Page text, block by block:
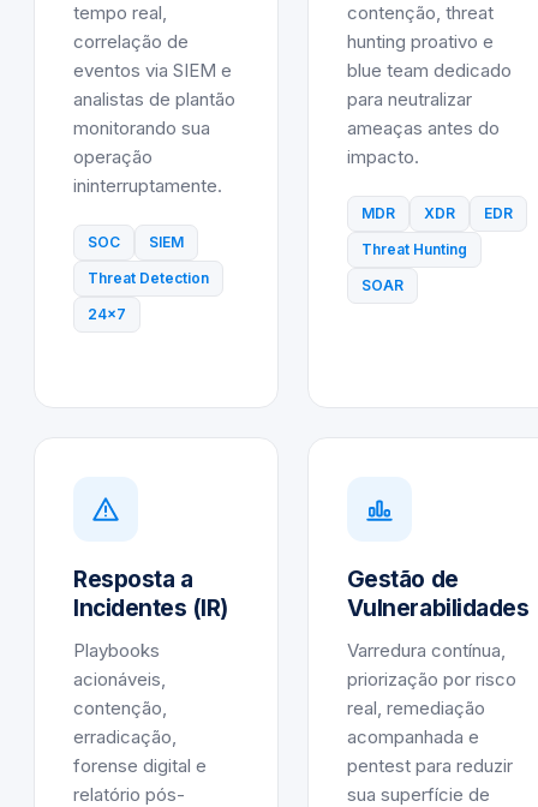
tempo real,
correlação de
eventos via SIEM e
analistas de plantão
monitorando sua
operação
ininterruptamente.
SOC
SIEM
Threat Detection
24x7
contenção, threat
hunting proativo e
blue team dedicado
para neutralizar
ameaças antes do
impacto.
MDR XDR
EDR
Threat Hunting
SOAR
Resposta a
Incidentes (IR)
Playbooks
acionáveis,
contenção,
erradicação,
forense digital e
relatório pós-
Gestão de
Vulnerabilidades
Varredura contínua,
priorização por risco
real, remediação
acompanhada e
pentest para reduzir
sua superfície de